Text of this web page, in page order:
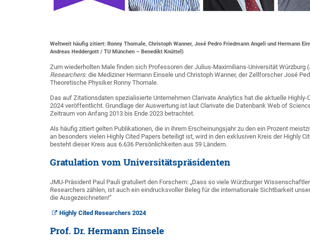
Weltweit häufig zitiert: Ronny Thomale, Christoph Wanner, José Pedro Friedmann Angeli und Hermann
Andreas Heddergott / TU München – Benedikt Knüttel)
Zum wiederholten Male finden sich Professoren der Julius-Maximilians-Universität Würzburg
Researchers: die Mediziner Hermann Einsele und Christoph Wanner, der Zellforscher José
Theoretische Physiker Ronny Thomale.
Das auf Zitationsdaten spezialisierte Unternehmen Clarivate Analytics hat die aktuelle
2024 veröffentlicht. Grundlage der Auswertung ist laut Clarivate die Datenbank Web of
Zeitraum von Anfang 2013 bis Ende 2023 betrachtet.
Als häufig zitiert gelten Publikationen, die in ihrem Erscheinungsjahr zu den ein Prozent
an besonders vielen Highly Cited Papers beteiligt ist, wird in den exklusiven Kreis der Highly
besteht dieser Kreis aus 6.636 Persönlichkeiten aus 59 Ländern.
Gratulation vom Universitätspräsidenten
JMU-Präsident Paul Pauli gratuliert den Forschern: „Dass so viele Würzburger
Researchers zählen, ist auch ein eindrucksvoller Beleg für die internationale Sichtbarkeit
die Ausgezeichneten!“
Highly Cited Researchers 2024
Prof. Dr. Hermann Einsele